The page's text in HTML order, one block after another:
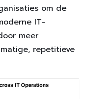
om de
IT-
meer
repetitieve